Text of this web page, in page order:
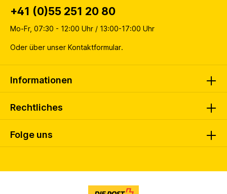
Folge uns
+41 (0)55 251 20 80
Mo-Fr, 07:30 - 12:00 Uhr / 13:00-17:00 Uhr
Oder über unser Kontaktformular.
Informationen
Rechtliches